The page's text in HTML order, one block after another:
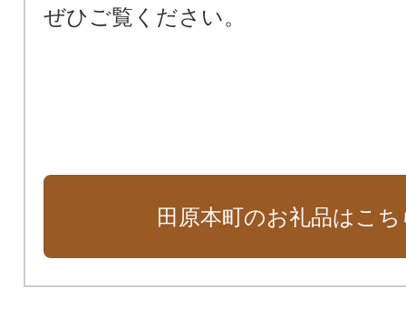
ぜひご覧ください。
田原本町のお礼品はこち